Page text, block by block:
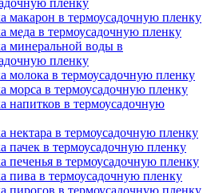
пленку
макарон в термоусадочную пленку
меда в термоусадочную пленку
минеральной воды в
пленку
молока в термоусадочную пленку
морса в термоусадочную пленку
напитков в термоусадочную
нектара в термоусадочную пленку
пачек в термоусадочную пленку
печенья в термоусадочную пленку
пива в термоусадочную пленку
пирогов в термоусадочную пленку